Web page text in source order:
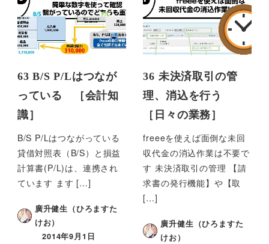
63 B/S P/Lはつなが
っている ［会計知
識］
B/S P/Lはつながっている
貸借対照表（B/S）と損益
計算書(P/L)は、連携され
ています ます […]
廣升健生（ひろますた
けお）
2014年9月1日
36 未決済取引の管
理、消込を行う
［日々の業務］
freeeを使えば面倒な未回
収代金の消込作業は不要で
す 未決済取引の管理 【請
求書の発行機能】や【取
[…]
廣升健生（ひろますた
けお）